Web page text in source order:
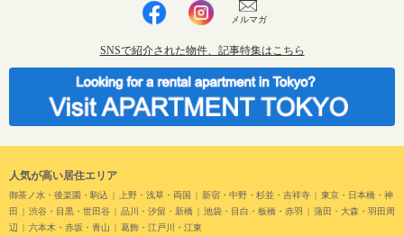
人気が高い居住エリア
御茶ノ水・後楽園・駒込 上野・浅草・両国 新宿・中野・杉並・吉祥寺
東京・日本橋・神
田
渋谷・目黒・世田谷 品川・汐留・新橋 池袋・目白・板橋・赤羽
蒲田・大森・羽田周
辺
六本木・赤坂・青山 葛飾・江戸川・江東
メルマガ
SNSで紹介された物件、記事特集はこちら